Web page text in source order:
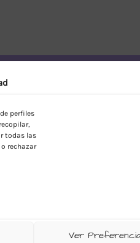
perfiles
todas las
o rechazar
Ver